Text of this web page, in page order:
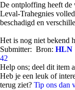
De ontploffing heeft de
Leval-Trahegnies
beschadigd en
Het is nog niet bekend
Submitter: Bron: HLN
42
Help ons; deel dit item
Heb je een leuk of
terug ziet? Tip ons dan